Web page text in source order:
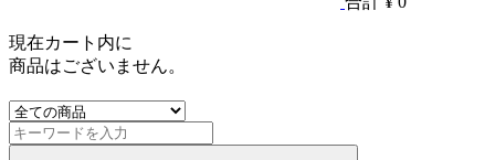
現在カート内に
商品はございません。